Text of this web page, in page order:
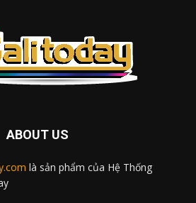
ABOUT US
là sản phẩm của Hệ Thống